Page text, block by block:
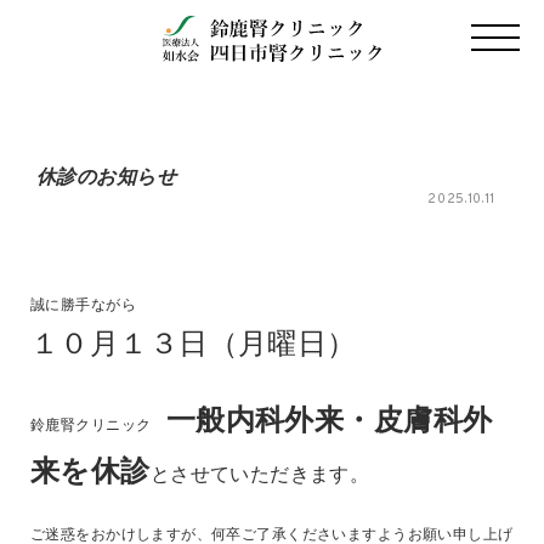
休診のお知らせ
2025.10.11
誠に勝手ながら
１０月１３日（月曜日）
鈴鹿腎クリニック 一般内科外来・ 皮膚科外
来を休診とさせていただきます。
ご迷惑をおかけしますが、何卒ご了承くださいますようお願い申し上げ